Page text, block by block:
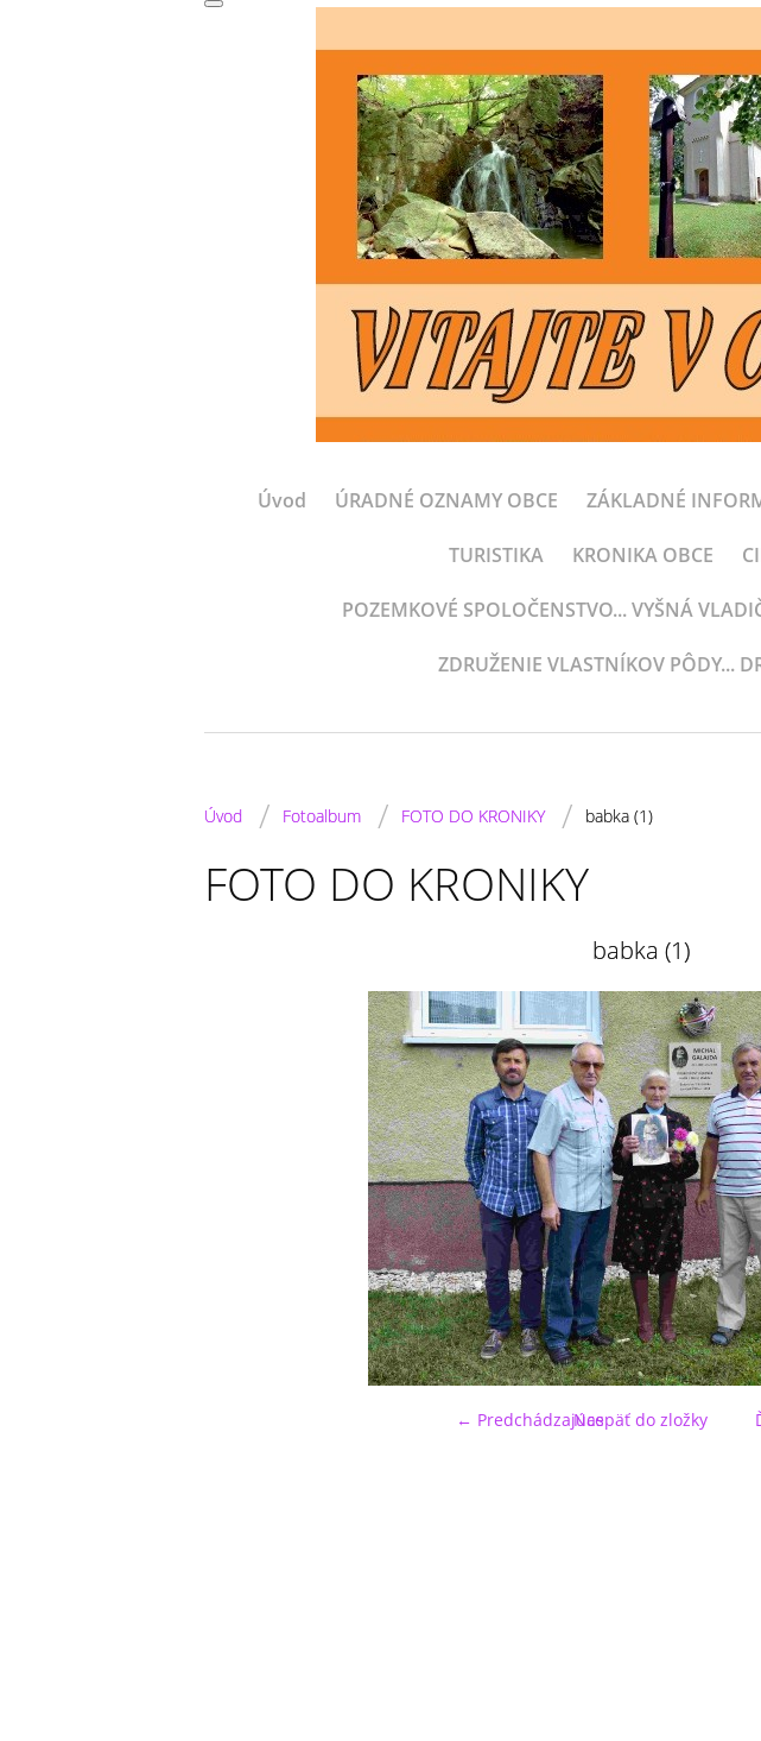
Úvod ÚRADNÉ OZNAMY OBCE ZÁKLADNÉ
TURISTIKA KRONIKA OBCE
POZEMKOVÉ SPOLOČENSTVO... VYŠNÁ
ZDRUŽENIE VLASTNÍKOV PÔDY...
Úvod / Fotoalbum / FOTO DO KRONIKY / babka (1)
FOTO DO KRONIKY
babka (1)
← PredchádzajúceNaspäť do zložky